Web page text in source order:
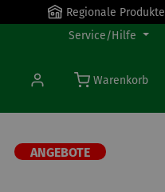
Regionale Produkte
Service/Hilfe
Warenkorb
ANGEBOTE